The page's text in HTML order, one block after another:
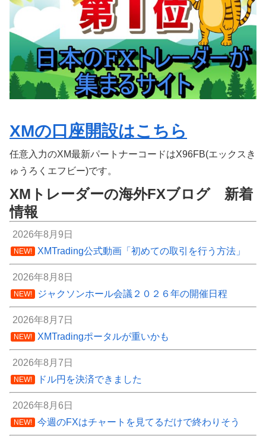
XMの口座開設はこちら
任意入力のXM最新パートナーコードはX96FB(エックスき
ゅうろくエフビー)です。
XMトレーダーの海外FXブログ 新着
情報
2026年8月9日
NEW! XMTrading公式動画「初めての取引を行う方法」
2026年8月8日
NEW! ジャクソンホール会議２０２６年の開催日程
2026年8月7日
NEW! XMTradingポータルが重いかも
2026年8月7日
NEW! ドル円を決済できました
2026年8月6日
NEW! 今週のFXはチャートを見てるだけで終わりそう